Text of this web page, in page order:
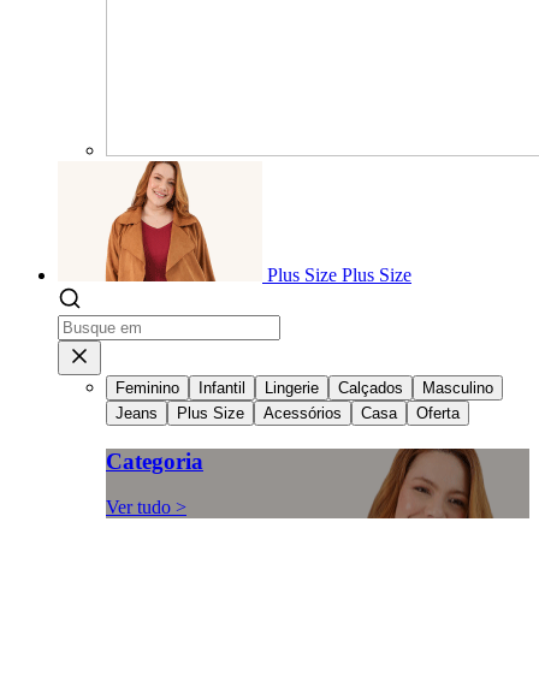
Plus Size Plus Size
Feminino Infantil Lingerie Calçados
Masculino
Jeans
Plus Size Acessórios Casa Oferta
Categoria
Ver tudo >